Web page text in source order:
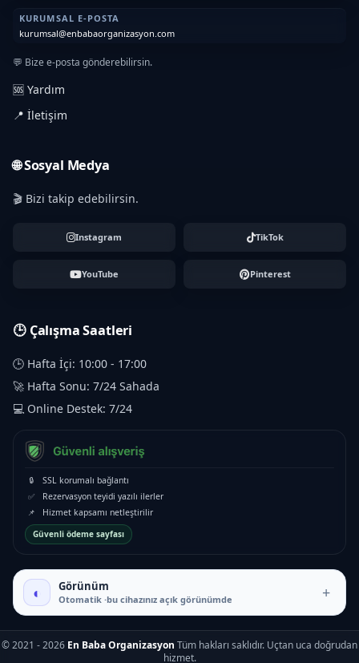
KURUMSAL E-POSTA
kurumsal@enbabaorganizasyon.com
💬 Bize e-posta gönderebilirsin.
🆘 Yardım
📍 İletişim
🌐 Sosyal Medya
🎬 Bizi takip edebilirsin.
Instagram TikTok
YouTube Pinterest
🕒 Çalışma Saatleri
🕒 Hafta İçi: 10:00 - 17:00
🚀 Hafta Sonu: 7/24 Sahada
💻 Online Destek: 7/24
🔒
SSL korumalı bağlantı
✅
Rezervasyon teyidi yazılı ilerler
📌
Hizmet kapsamı netleştirilir
Güvenli ödeme sayfası
◐ Görünüm
Otomatik ·bu cihazınız açık görünümde +
© 2021 - 2026 En Baba Organizasyon Tüm hakları saklıdır. Uçtan uca doğrudan
hizmet.